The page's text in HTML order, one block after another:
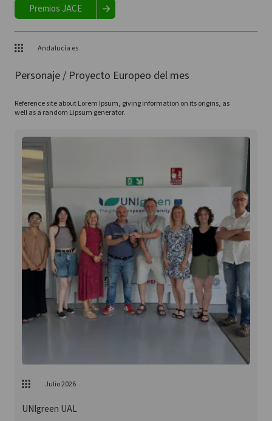
Premios JACE
Andalucía es
Personaje / Proyecto Europeo del mes
Reference site about Lorem Ipsum, giving information on its origins, as
well as a random Lipsum generator.
Julio 2026
UNIgreen UAL